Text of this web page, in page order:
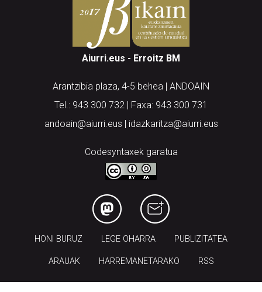
Aiurri.eus - Erroitz BM
Arantzibia plaza, 4-5 behea | ANDOAIN
Tel.: 943 300 732 | Faxa: 943 300 731
andoain@aiurri.eus | idazkaritza@aiurri.eus
Codesyntaxek garatua
HONI BURUZ LEGE OHARRA PUBLIZITATEA
ARAUAK HARREMANETARAKO RSS